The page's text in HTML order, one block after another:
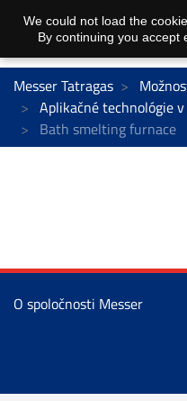
Messer Tatragas
Aplikačné technológie
Bath smelting furnace
O spoločnosti Messer
We could not load the
By continuing you accept